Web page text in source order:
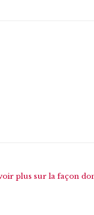
plus sur la façon